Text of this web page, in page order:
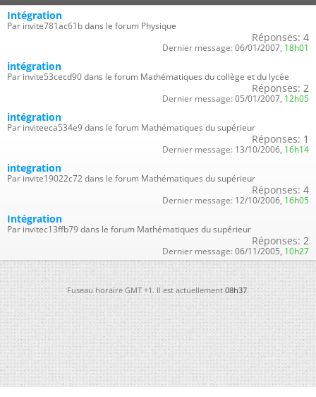
Intégration
Par invite781ac61b dans le forum Physique
Réponses: 4
Dernier message: 06/01/2007, 18h01
intégration
Par invite53cecd90 dans le forum Mathématiques du collège et du lycée
Réponses: 2
Dernier message: 05/01/2007, 12h05
intégration
Par inviteeca534e9 dans le forum Mathématiques du supérieur
Réponses: 1
Dernier message: 13/10/2006, 16h14
integration
Par invite19022c72 dans le forum Mathématiques du supérieur
Réponses: 4
Dernier message: 12/10/2006, 16h05
Intégration
Par invitec13ffb79 dans le forum Mathématiques du supérieur
Réponses: 2
Dernier message: 06/11/2005, 10h27
Fuseau horaire GMT +1. Il est actuellement08h37.